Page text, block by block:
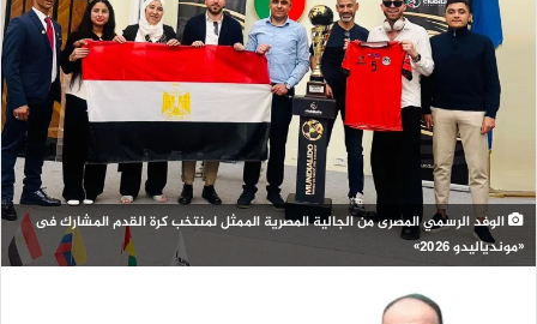
الوفد الرسمي المصرى من الجالية المصرية الممثل لمنتخب كرة القدم المشارك فى
«موندياليدو 2026»